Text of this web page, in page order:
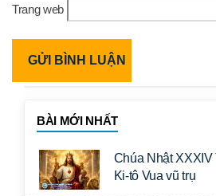
Trang web
BÀI MỚI NHẤT
Chúa Nhật
Ki-tô Vua vũ trụ